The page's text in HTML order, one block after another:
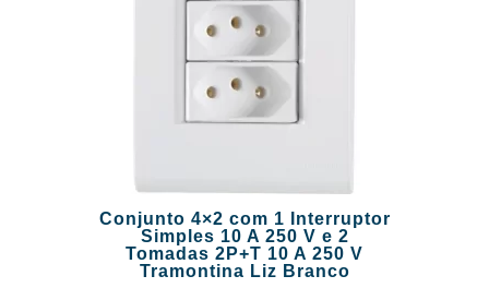
Conjunto 4×2 com 1 Interruptor
Simples 10 A 250 V e 2
Tomadas 2P+T 10 A 250 V
Tramontina Liz Branco